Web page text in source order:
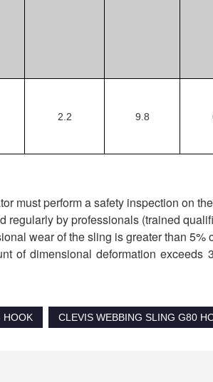
2.2 9.8
must perform a safety inspection on
regularly by professionals (trained
wear of the sling is greater than
of dimensional deformation
HOOK
CLEVIS WEBBING SLING G80